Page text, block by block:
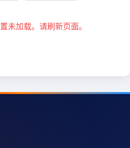
未加载。请刷新页面。